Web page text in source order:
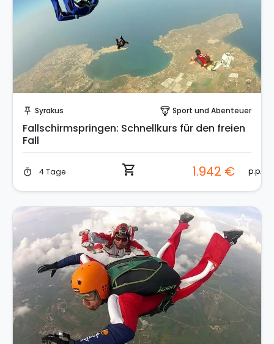
push_pin Syrakus paragliding Sport und Abenteuer
Fallschirmspringen: Schnellkurs für den freien
Fall
timer 4 Tage shopping_cart 1.942 € p.p.